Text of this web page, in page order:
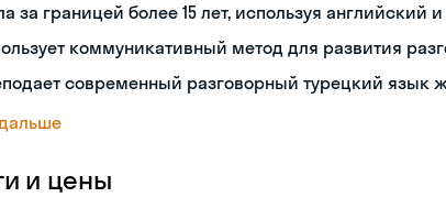
за границей более 15 лет, используя английский
коммуникативный метод для развития
современный разговорный турецкий
и цены